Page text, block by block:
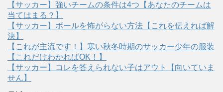
【サッカー】強いチームの条件は4つ【あなたのチームは
当てはまる？】
【サッカー】ボールを怖がらない方法【これを伝えれば解
決】
【これが主流です！】寒い秋冬時期のサッカー少年の服装
【これだけわかればOK！】
【サッカー】コレを答えられない子はアウト【向いていま
せん】